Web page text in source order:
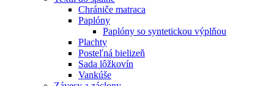
Chrániče matraca
Paplóny
Paplóny so syntetickou výplňou
Plachty
Posteľná bielizeň
Sada lôžkovín
Vankúše